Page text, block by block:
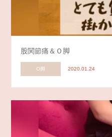
股関節痛＆Ｏ脚
O脚 2020.01.24